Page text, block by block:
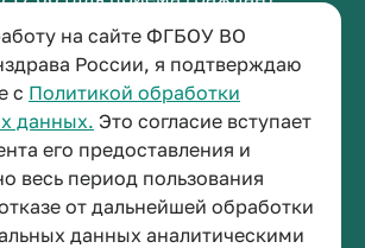
на сайте ФГБОУ ВО
России, я подтверждаю
с Политикой обработки
данных. Это согласие вступает
его предоставления и
весь период пользования
от дальнейшей обработки
данных аналитическими
Павших Борцов, зд. 1,
17.00 (перерыв с 12.30 до 13.00)